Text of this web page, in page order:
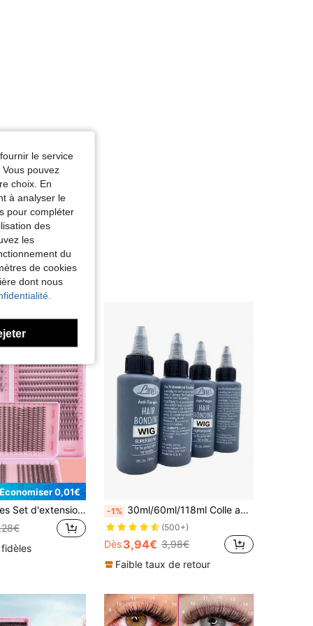
Économiser 0,01€
640/200 pièces Set d'extension de cils, cils synthétiques en vison 10D/20D/30D/40D/50D/60D mélangés, courbure 0,07 mm, longueur 8-18 mm, comprenant des cils de style naturel et des cils volume russe 3D, convient aux débutants, réutilisable, essentiel pour une utilisation à domicile, kit d'extension de cils, cils individuels, convient pour les voyages, le port quotidien (convient aux débutants), le mariage, les sorties, les fêtes, les vacances, idéal comme cadeau de festival de musique scolaire/Noël/Halloween
-1% 30ml/60ml/118ml Colle adhésive pour extensions de cheveux - Colle de dentelle invisible et anti-moisissure, convient pour les extensions de cheveux et les tresses (adhésion forte, imperméable), longue durée
(500+)
Dès3,94€ 3,98€
Faible taux de retour
le service
pouvez
choix. En
à analyser le
pour compléter
des
les
du
de cookies
dont nous